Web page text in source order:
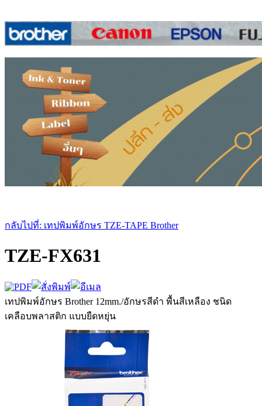
กลับไปที่: เทปพิมพ์อักษร TZE-TAPE Brother
TZE-FX631
เทปพิมพ์อักษร Brother 12mm./อักษรสีดำ พื้นสีเหลือง ชนิด
เคลือบพลาสติก แบบยืดหยุ่น